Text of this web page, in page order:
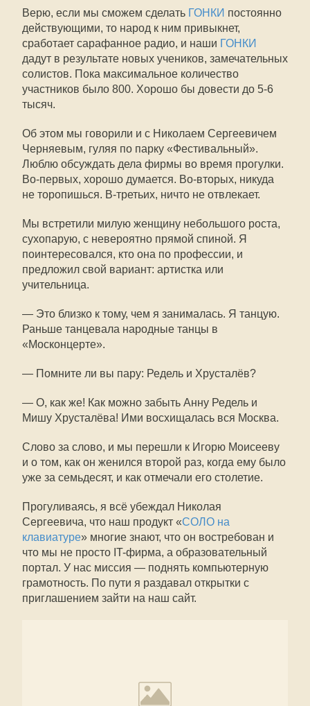
Верю, если мы сможем сделать ГОНКИ постоянно
действующими, то народ к ним привыкнет,
сработает сарафанное радио, и наши ГОНКИ
дадут в результате новых учеников, замечательных
солистов. Пока максимальное количество
участников было 800. Хорошо бы довести до 5-6
тысяч.
Об этом мы говорили и с Николаем Сергеевичем
Черняевым, гуляя по парку «Фестивальный».
Люблю обсуждать дела фирмы во время прогулки.
Во-первых, хорошо думается. Во-вторых, никуда
не торопишься. В-третьих, ничто не отвлекает.
Мы встретили милую женщину небольшого роста,
сухопарую, с невероятно прямой спиной. Я
поинтересовался, кто она по профессии, и
предложил свой вариант: артистка или
учительница.
— Это близко к тому, чем я занималась. Я танцую.
Раньше танцевала народные танцы в
«Москонцерте».
— Помните ли вы пару: Редель и Хрусталёв?
— О, как же! Как можно забыть Анну Редель и
Мишу Хрусталёва! Ими восхищалась вся Москва.
Слово за слово, и мы перешли к Игорю Моисееву
и о том, как он женился второй раз, когда ему было
уже за семьдесят, и как отмечали его столетие.
Прогуливаясь, я всё убеждал Николая
Сергеевича, что наш продукт «СОЛО на
клавиатуре» многие знают, что он востребован и
что мы не просто IT-фирма, а образовательный
портал. У нас миссия — поднять компьютерную
грамотность. По пути я раздавал открытки с
приглашением зайти на наш сайт.